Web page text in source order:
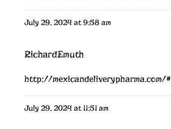
July 29, 2024 at 9:58 am
RichardEmuth
http://mexicandeliverypharma.com/#
July 29, 2024 at 11:51 am